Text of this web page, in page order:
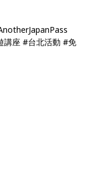
講座 #台北活動 #免